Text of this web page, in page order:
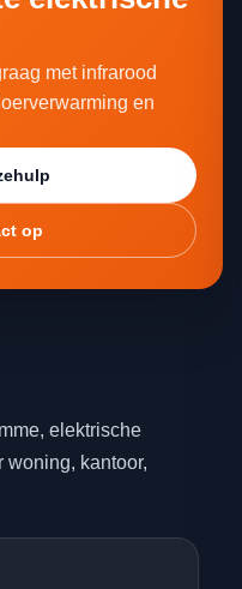
met infrarood
en
op
elektrische
kantoor,